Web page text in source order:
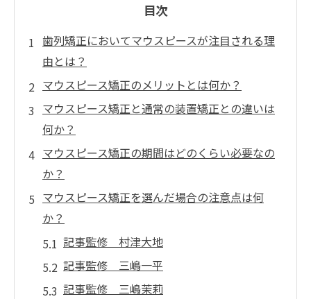
目次
歯列矯正においてマウスピースが注目される理
由とは？
マウスピース矯正のメリットとは何か？
マウスピース矯正と通常の装置矯正との違いは
何か？
マウスピース矯正の期間はどのくらい必要なの
か？
マウスピース矯正を選んだ場合の注意点は何
か？
記事監修 村津大地
記事監修 三嶋一平
記事監修 三嶋茉莉